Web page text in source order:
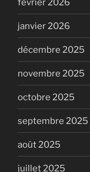
février 2026
janvier 2026
décembre 2025
novembre 2025
octobre 2025
septembre 2025
août 2025
juillet 2025